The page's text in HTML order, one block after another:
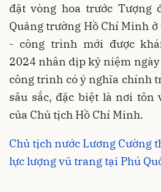
đặt vòng hoa trước Tượng
Quảng trường Hồ Chí Minh
- công trình mới được
2024 nhân dịp kỷ niệm
công trình có ý nghĩa chính
sâu sắc, đặc biệt là nơi tôn
của Chủ tịch Hồ Chí Minh.
Chủ tịch nước Lương Cường
lực lượng vũ trang tại Phú